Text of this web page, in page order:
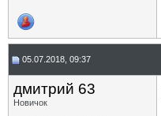
05.07.2018, 09:37
дмитрий 63
Новичок